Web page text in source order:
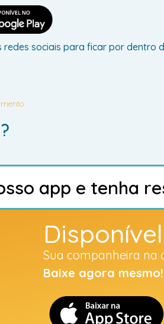
redes sociais para ficar por dentro
sso app e tenha re
Sua companheira na
Baixe agora mesmo!